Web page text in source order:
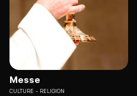
Messe
CULTURE RELIGION